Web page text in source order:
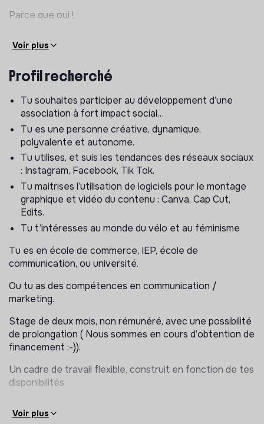
Parce que oui !
En Selle Giselle portedeux projets complémentaires
Les Giselles en autonomie
Les Giselles en cyclothérapie
🔹 Les Giselles en autonomie – le vélo comme
vecteur d’émancipation
Avec ce projet, nous utilisons le vélo comme
d’autonomisation.
Concrètement, nous :
organisons des sorties à vélo accessibles à
toutes, en Île-de-France, quel que soit le niveau,
proposons desateliers pratiques
créons destemps collectifs conviviaux(pique-
niques, goûters) pour favoriser le lien, la sororité et la
confiance.
RejoindreEn Selle Giselle
👉C’est participer à un changement d’imaginaires.
Voir plus
Profil recherché
Tu souhaites participer au développement d’une
association à fort impact social…
Tu es une personne créative, dynamique,
polyvalente et autonome.
Tu utilises, et suis les tendances des réseaux sociaux
: Instagram, Facebook, Tik Tok.
Tu maitrises l’utilisation de logiciels pour le montage
graphique et vidéo du contenu : Canva, Cap Cut,
Edits.
Tu t’intéresses au monde du vélo et au féminisme
Tu es en école de commerce, IEP, école de
communication, ou université.
Ou tu as des compétences en communication /
marketing.
Stage de deux mois, non rémunéré, avec une possibilité
de prolongation ( Nous sommes en cours d’obtention de
financement :-)).
Un cadre de travail flexible, construit en fonction de tes
disponibilités
Voir plus